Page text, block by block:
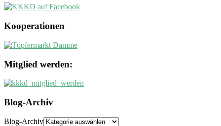
Kooperationen
Mitglied werden:
Blog-Archiv
Blog-Archiv